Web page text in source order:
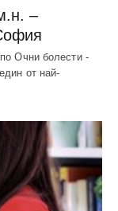
–
Очни болести -
от най-